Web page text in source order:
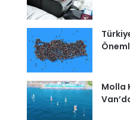
Molla